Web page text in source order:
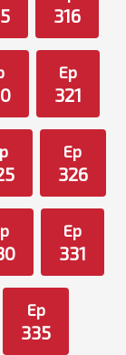
316
Ep
321
Ep
326
Ep
331
Ep
335